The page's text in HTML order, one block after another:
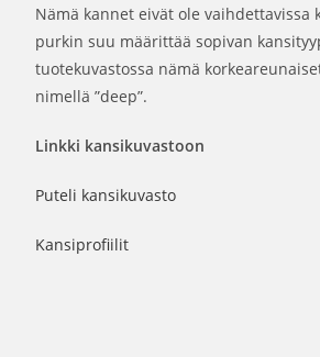
Nämä kannet eivät ole vaihdettavissa
purkin suu määrittää sopivan
tuotekuvastossa nämä
nimellä ”deep”.
Linkki kansikuvastoon
Puteli kansikuvasto
Kansiprofiilit